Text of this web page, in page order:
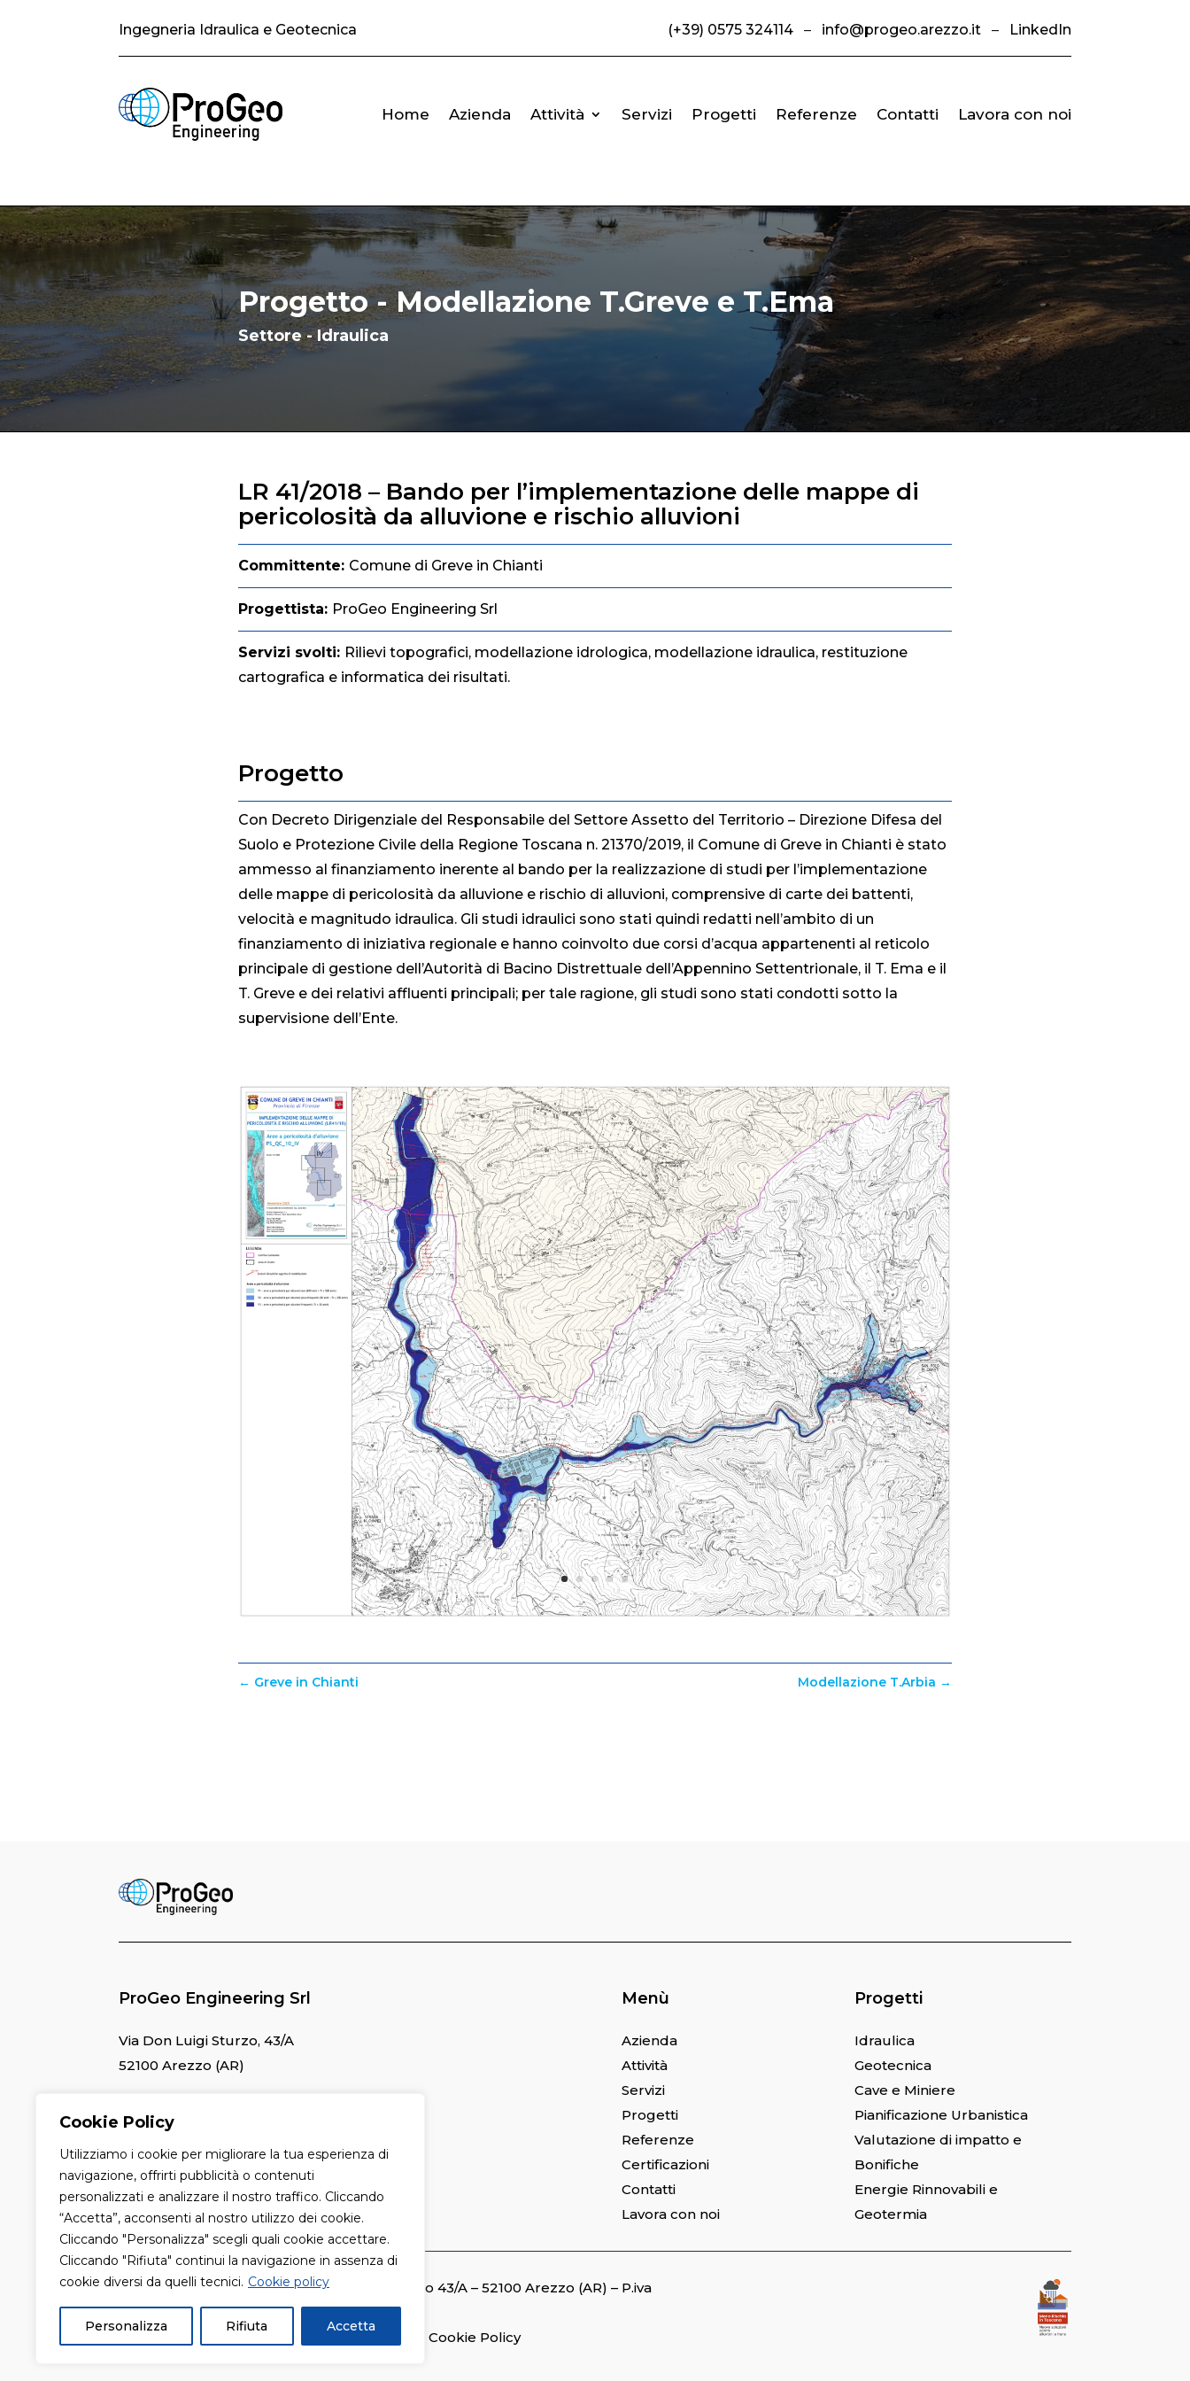
Cookie Policy
Utilizziamo i cookie per migliorare la tua esperienza di
navigazione, offrirti pubblicità o contenuti
personalizzati e analizzare il nostro traffico. Cliccando
“Accetta”, acconsenti al nostro utilizzo dei cookie.
Cliccando "Personalizza" scegli quali cookie accettare.
Cliccando "Rifiuta" continui la navigazione in assenza di
cookie diversi da quelli tecnici. Cookie policy
Personalizza Rifiuta Accetta
Ingegneria Idraulica e Geotecnica (+39) 0575 324114– info@progeo.arezzo.it– LinkedIn
Home Azienda Attività Servizi Progetti Referenze Contatti Lavora con noi
Progetto - Modellazione T.Greve e T.Ema
Settore - Idraulica
LR 41/2018 – Bando per l’implementazione delle mappe di
pericolosità da alluvione e rischio alluvioni
Committente: Comune di Greve in Chianti
Progettista: ProGeo Engineering Srl
Servizi svolti: Rilievi topografici, modellazione idrologica, modellazione idraulica, restituzione
cartografica e informatica dei risultati.
Progetto
Con Decreto Dirigenziale del Responsabile del Settore Assetto del Territorio – Direzione Difesa del
Suolo e Protezione Civile della Regione Toscana n. 21370/2019, il Comune di Greve in Chianti è stato
ammesso al finanziamento inerente al bando per la realizzazione di studi per l’implementazione
delle mappe di pericolosità da alluvione e rischio di alluvioni, comprensive di carte dei battenti,
velocità e magnitudo idraulica. Gli studi idraulici sono stati quindi redatti nell’ambito di un
finanziamento di iniziativa regionale e hanno coinvolto due corsi d’acqua appartenenti al reticolo
principale di gestione dell’Autorità di Bacino Distrettuale dell’Appennino Settentrionale, il T. Ema e il
T. Greve e dei relativi affluenti principali; per tale ragione, gli studi sono stati condotti sotto la
supervisione dell’Ente.
← Greve in Chianti Modellazione T.Arbia →
ProGeo Engineering Srl
Via Don Luigi Sturzo, 43/A
52100 Arezzo (AR)
(+39) 05757 324114
P. Iva 01994080511
Menù
Azienda
Attività
Servizi
Progetti
Referenze
Certificazioni
Contatti
Lavora con noi
Progetti
Idraulica
Geotecnica
Cave e Miniere
Pianificazione Urbanistica
Valutazione di impatto e
Bonifiche
Energie Rinnovabili e
Geotermia
ProGeo Engineering Srl – Via Don Luigi Sturzo 43/A – 52100 Arezzo (AR) – P.iva
01994080511
–Cookie Policy